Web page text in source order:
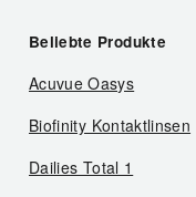
Beliebte Produkte
Acuvue Oasys
Biofinity Kontaktlinsen
Dailies Total 1